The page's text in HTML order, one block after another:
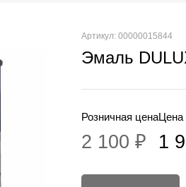
Артикул: 00000015844
Эмаль
Розничная цена
2 100 ₽
Цена
1